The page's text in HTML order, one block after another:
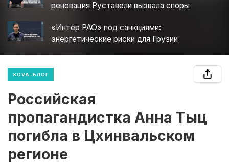
реновация Руставели вызвала споры
«Интер РАО» под санкциями:
энергетические риски для Грузии
SOVA-БЛОГ
Российская
пропагандистка Анна Тыц
погибла в Цхинвальском
регионе